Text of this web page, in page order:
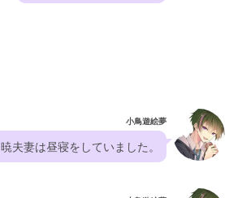
小鳥遊絵夢
夫妻は昼寝をしていました。